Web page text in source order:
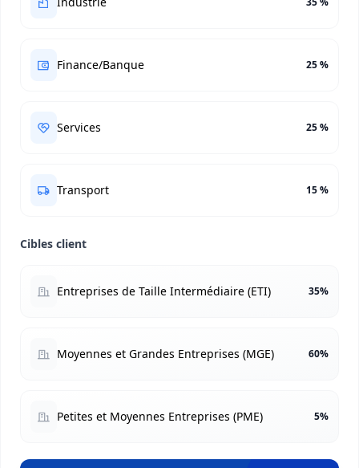
Finance/Banque 25 %
Services 25 %
Transport 15 %
Cibles client
Entreprises de Taille Intermédiaire (ETI) 35%
Moyennes et Grandes Entreprises (MGE) 60%
Petites et Moyennes Entreprises (PME) 5%